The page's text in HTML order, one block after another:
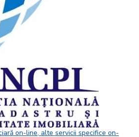
on-line, alte servicii specifice on-